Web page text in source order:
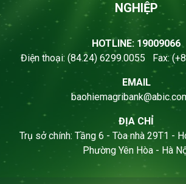
NGHIỆP
HOTLINE: 19009066
Điện thoại: (84.24) 6299.0055 Fax:
ĐỊA CHỈ
Trụ sở chính: Tầng 6 - Tòa nhà 29T1 -
Phường Yên Hòa - Hà
EMAIL